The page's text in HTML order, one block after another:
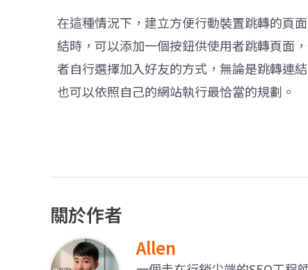
在這種情況下，建立方便行動裝置跳轉的頁
結時，可以添加一個按鈕供使用者跳轉頁面
者自行選擇加入好友的方式，無論是跳轉連
也可以依照自己的網站執行最恰當的規劃。
關於作者
Allen